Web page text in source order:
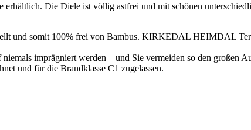
Die Diele ist völlig astfrei und mit schönen
und somit 100% frei von Bambus. KIRKEDAL HEIMDAL
imprägniert werden – und Sie vermeiden so den großen
und für die Brandklasse C1 zugelassen.